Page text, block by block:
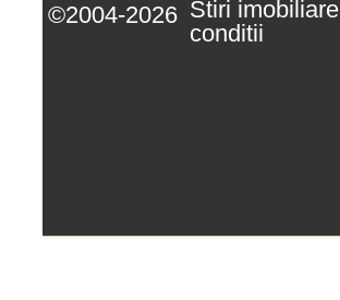
©2004-2026 Stiri imobiliare
conditii